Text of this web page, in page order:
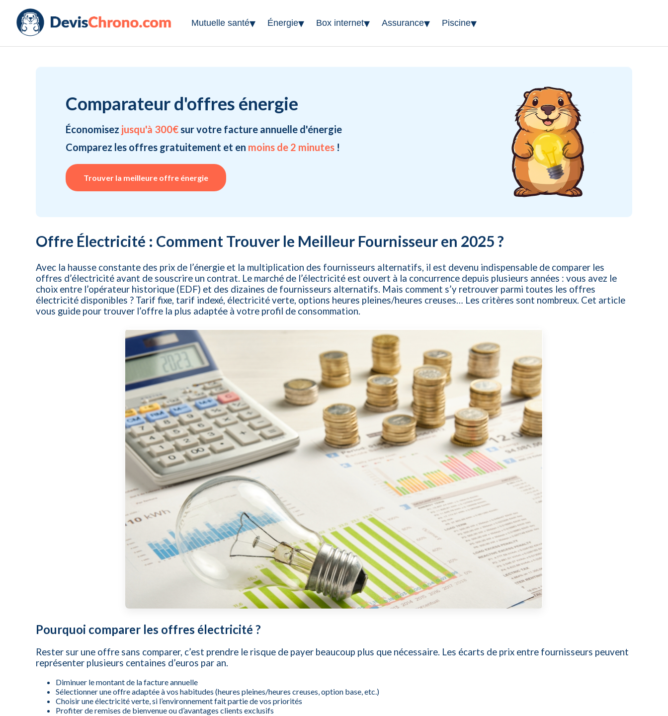
Mutuelle santé▾ Énergie▾ Box internet▾ Assurance▾ Piscine▾
Comparateur d'offres énergie
Économisez jusqu'à 300€ sur votre facture annuelle d'énergie
Comparez les offres gratuitement et en moins de 2 minutes !
Trouver la meilleure offre énergie
Offre Électricité : Comment Trouver le Meilleur Fournisseur en 2025 ?
Avec la hausse constante des prix de l’énergie et la multiplication des fournisseurs alternatifs, il est devenu indispensable de comparer les
offres d’électricité avant de souscrire un contrat. Le marché de l’électricité est ouvert à la concurrence depuis plusieurs années : vous avez le
choix entre l’opérateur historique (EDF) et des dizaines de fournisseurs alternatifs. Mais comment s’y retrouver parmi toutes les offres
électricité disponibles ? Tarif fixe, tarif indexé, électricité verte, options heures pleines/heures creuses… Les critères sont nombreux. Cet article
vous guide pour trouver l’offre la plus adaptée à votre profil de consommation.
Pourquoi comparer les offres électricité ?
Rester sur une offre sans comparer, c’est prendre le risque de payer beaucoup plus que nécessaire. Les écarts de prix entre fournisseurs peuvent
représenter plusieurs centaines d’euros par an.
Diminuer le montant de la facture annuelle
Sélectionner une offre adaptée à vos habitudes (heures pleines/heures creuses, option base, etc.)
Choisir une électricité verte, si l’environnement fait partie de vos priorités
Profiter de remises de bienvenue ou d’avantages clients exclusifs